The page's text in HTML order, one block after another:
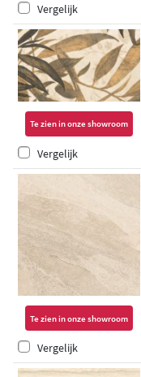
Vergelijk
Te zien in onze showroom
Vergelijk
Te zien in onze showroom
Vergelijk